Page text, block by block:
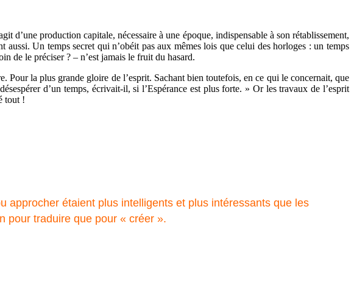
d’une production capitale, nécessaire à une époque, indispensable à son rétablissement,
Un temps secret qui n’obéit pas aux mêmes lois que celui des horloges : un temps
de le préciser ? – n’est jamais le fruit du hasard.
la plus grande gloire de l’esprit. Sachant bien toutefois, en ce qui le concernait, que
d’un temps, écrivait-il, si l’Espérance est plus forte. » Or les travaux de l’esprit
tout !
approcher étaient plus intelligents et plus intéressants que les
pour traduire que pour « créer ».